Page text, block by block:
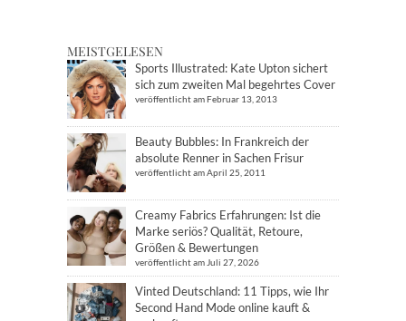
MEISTGELESEN
Sports Illustrated: Kate Upton sichert
sich zum zweiten Mal begehrtes Cover
veröffentlicht am Februar 13, 2013
Beauty Bubbles: In Frankreich der
absolute Renner in Sachen Frisur
veröffentlicht am April 25, 2011
Creamy Fabrics Erfahrungen: Ist die
Marke seriös? Qualität, Retoure,
Größen & Bewertungen
veröffentlicht am Juli 27, 2026
Vinted Deutschland: 11 Tipps, wie Ihr
Second Hand Mode online kauft &